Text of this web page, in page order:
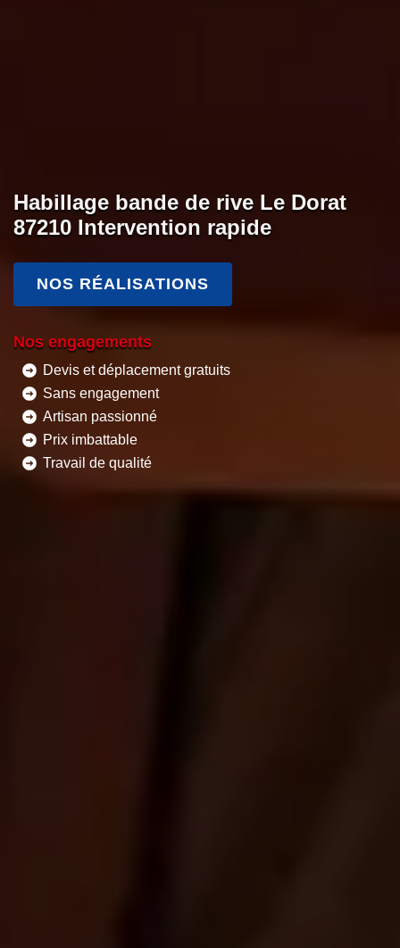
Habillage bande de rive Le Dorat
87210 Intervention rapide
NOS RÉALISATIONS
Nos engagements
Devis et déplacement gratuits
Sans engagement
Artisan passionné
Prix imbattable
Travail de qualité